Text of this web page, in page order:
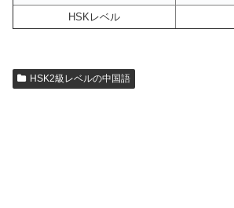
HSKレベル
HSK2級レベルの中国語